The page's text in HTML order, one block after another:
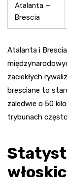
Atalanta –
Brescia
Atalanta i
zaciekłych
bresciane to
zaledwie o 50
trybunach